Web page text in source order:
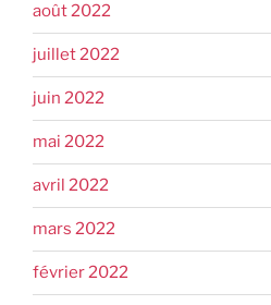
août 2022
juillet 2022
juin 2022
mai 2022
avril 2022
mars 2022
février 2022